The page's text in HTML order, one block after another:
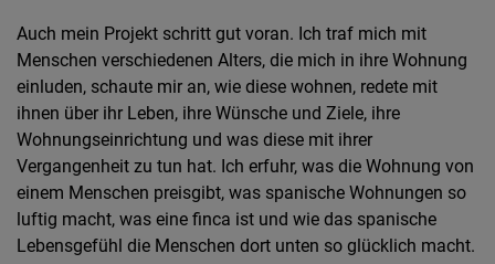
Auch mein Projekt schritt gut voran. Ich traf mich mit
Menschen verschiedenen Alters, die mich in ihre Wohnung
einluden, schaute mir an, wie diese wohnen, redete mit
ihnen über ihr Leben, ihre Wünsche und Ziele, ihre
Wohnungseinrichtung und was diese mit ihrer
Vergangenheit zu tun hat. Ich erfuhr, was die Wohnung von
einem Menschen preisgibt, was spanische Wohnungen so
luftig macht, was eine finca ist und wie das spanische
Lebensgefühl die Menschen dort unten so glücklich macht.